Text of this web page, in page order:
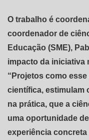
O trabalho é
coordenador de
Educação (SME),
impacto da iniciativa
“Projetos como
científica, estimulam
na prática, que a
uma oportunidade
experiência